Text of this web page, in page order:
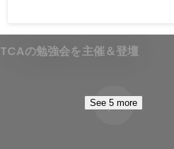
TCAの勉強会を主催＆登壇
See 5 more